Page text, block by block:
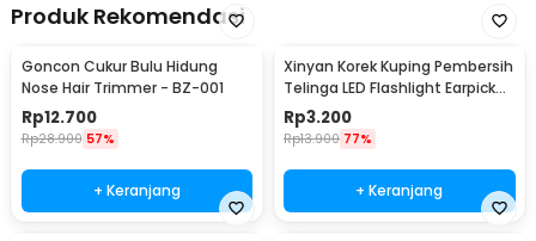
Produk Rekomendasi
Goncon Cukur Bulu Hidung
Nose Hair Trimmer - BZ-001
Rp12.700
Rp28.900 57%
+ Keranjang
Xinyan Korek Kuping Pembersih
Telinga LED Flashlight Earpick
Clean - XY3188
Rp3.200
Rp13.900 77%
+ Keranjang